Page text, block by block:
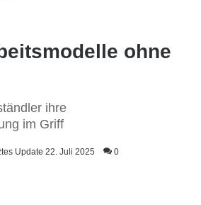
ohne
ihre
im Griff
Update 22. Juli 2025 0